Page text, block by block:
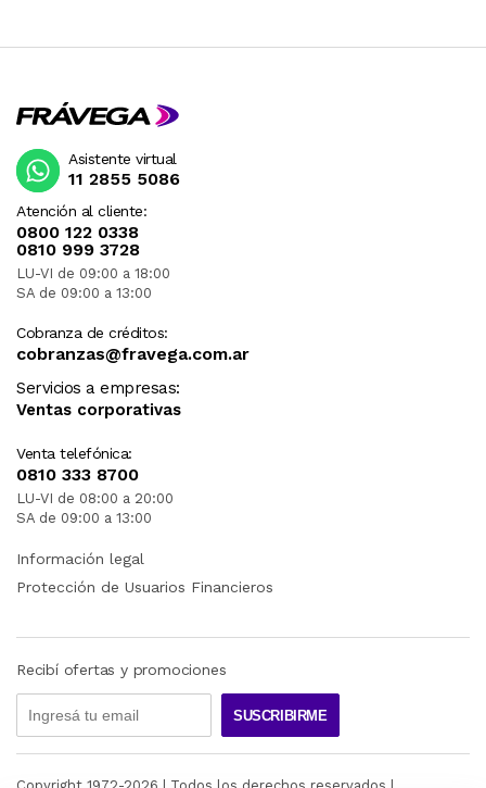
Atención al cliente:
0800 122 0338
0810 999 3728
LU-VI de 09:00 a 18:00
SA de 09:00 a 13:00
Cobranza de créditos:
cobranzas@fravega.com.ar
Servicios a empresas:
Ventas corporativas
Venta telefónica:
0810 333 8700
LU-VI de 08:00 a 20:00
SA de 09:00 a 13:00
Asistente virtual
11 2855 5086
Información legal
Protección de Usuarios Financieros
Recibí ofertas y promociones
SUSCRIBIRME